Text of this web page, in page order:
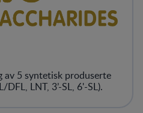
av 5 syntetisk produserte
LNT, 3’-SL, 6'-SL).